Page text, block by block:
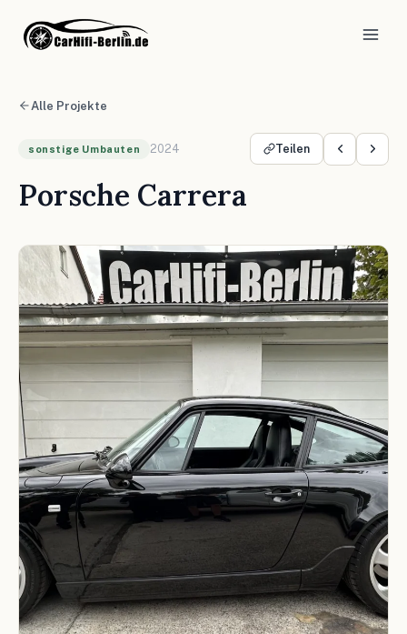
Alle Projekte
sonstige Umbauten 2024 Teilen
Porsche Carrera